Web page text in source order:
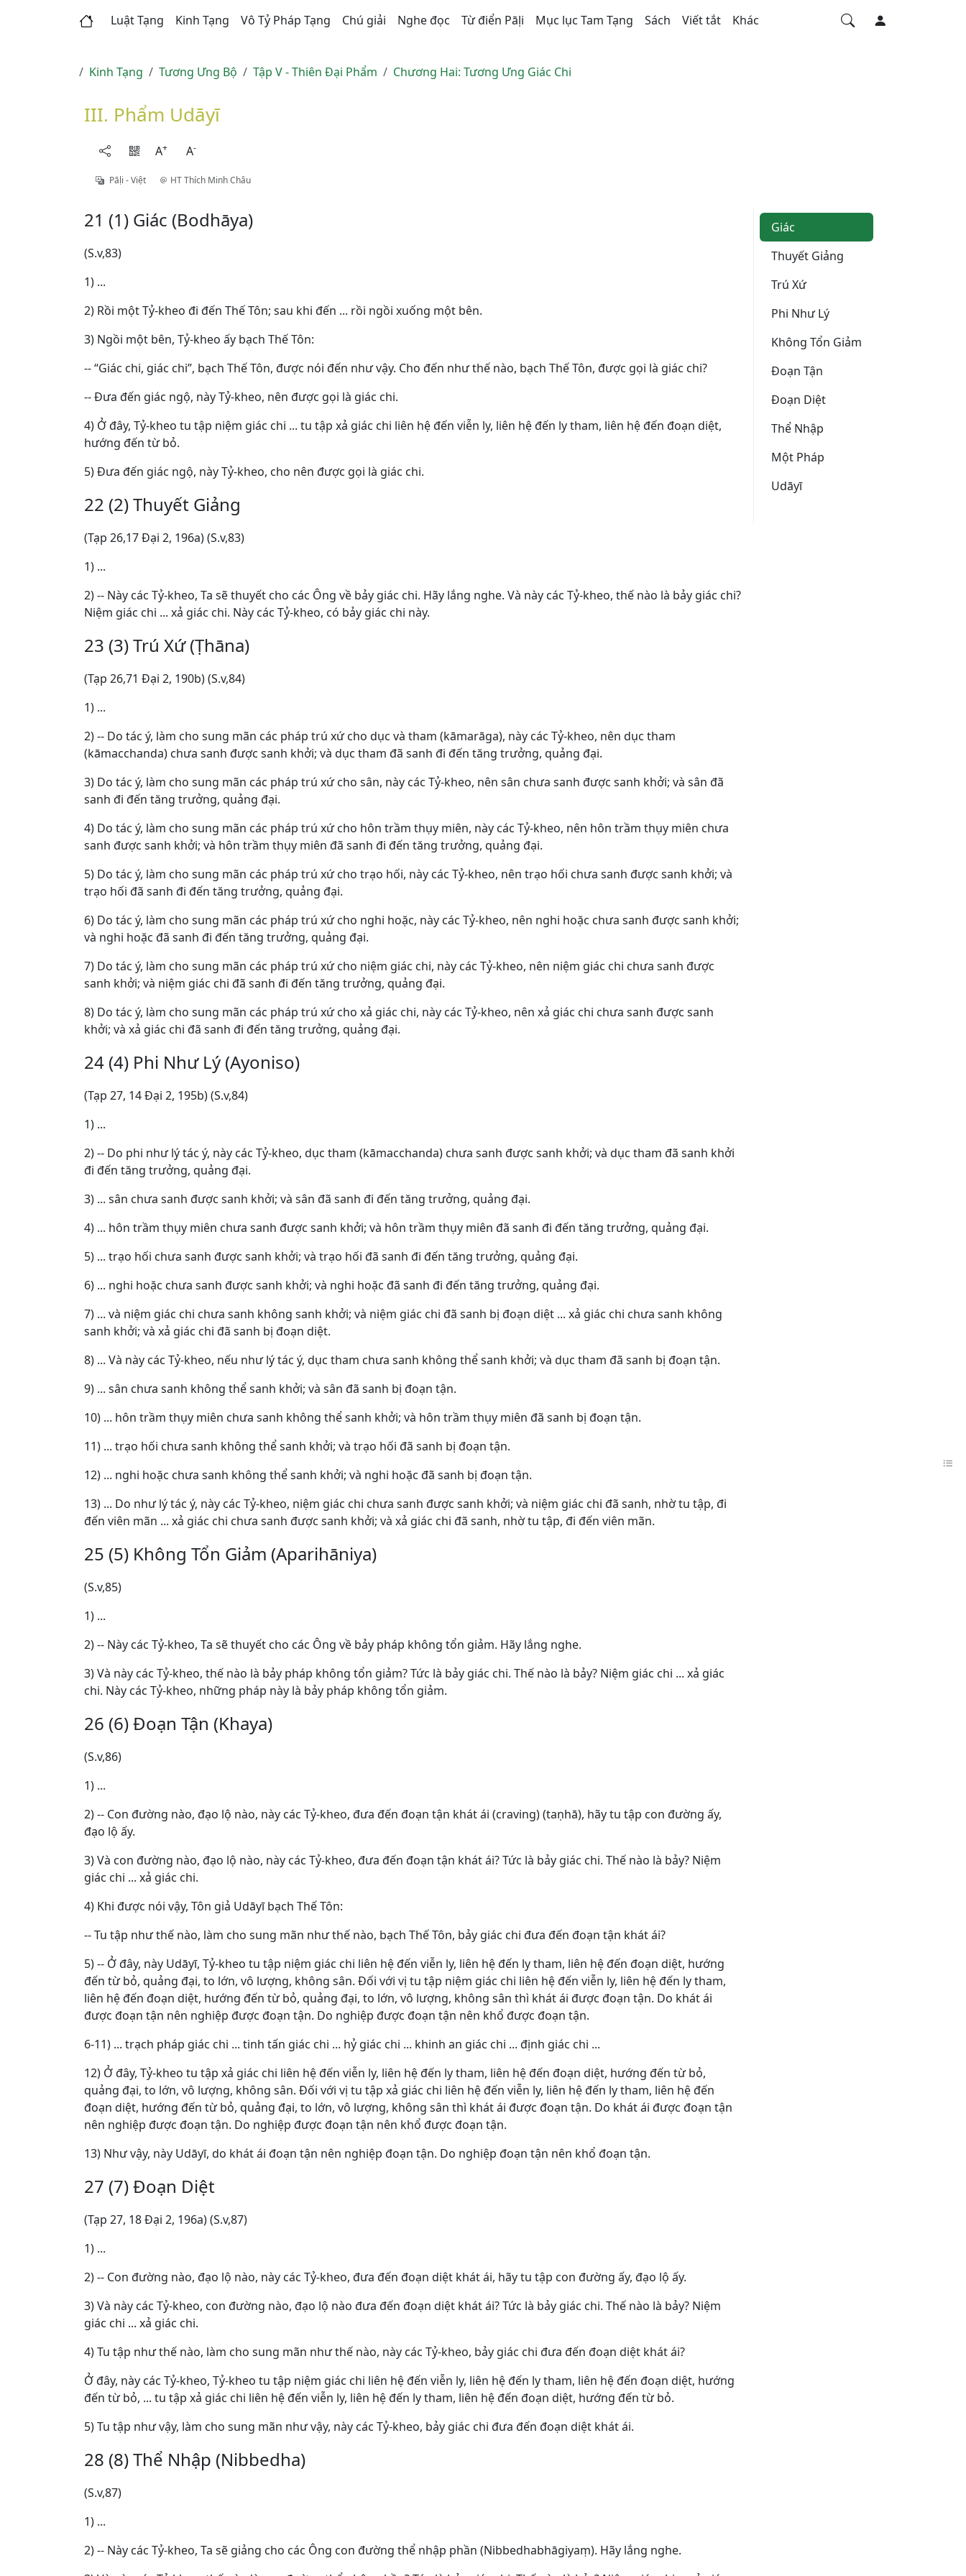
Luật Tạng Kinh Tạng Vô Tỷ Pháp Tạng Chú giải Nghe đọc Từ điển Pāḷi Mục lục Tam Tạng Sách Viết tắt Khác
Kinh Tạng Tương Ưng Bộ Tập V - Thiên Ðại Phẩm Chương Hai: Tương Ưng Giác Chi
III. Phẩm Udāyī
A+ A-
Pāḷi - Việt HT Thích Minh Châu
Giác
Thuyết Giảng
Trú Xứ
Phi Như Lý
Không Tổn Giảm
Ðoạn Tận
Ðoạn Diệt
Thể Nhập
Một Pháp
Udāyī
21 (1) Giác (Bodhāya)
(S.v,83)
1) ...
2) Rồi một Tỷ-kheo đi đến Thế Tôn; sau khi đến ... rồi ngồi xuống một bên.
3) Ngồi một bên, Tỷ-kheo ấy bạch Thế Tôn:
-- “Giác chi, giác chi”, bạch Thế Tôn, được nói đến như vậy. Cho đến như thế nào, bạch Thế Tôn, được gọi là giác chi?
-- Ðưa đến giác ngộ, này Tỷ-kheo, nên được gọi là giác chi.
4) Ở đây, Tỷ-kheo tu tập niệm giác chi ... tu tập xả giác chi liên hệ đến viễn ly, liên hệ đến ly tham, liên hệ đến đoạn diệt,
hướng đến từ bỏ.
5) Ðưa đến giác ngộ, này Tỷ-kheo, cho nên được gọi là giác chi.
22 (2) Thuyết Giảng
(Tạp 26,17 Ðại 2, 196a) (S.v,83)
1) ...
2) -- Này các Tỷ-kheo, Ta sẽ thuyết cho các Ông về bảy giác chi. Hãy lắng nghe. Và này các Tỷ-kheo, thế nào là bảy giác chi?
Niệm giác chi ... xả giác chi. Này các Tỷ-kheo, có bảy giác chi này.
23 (3) Trú Xứ (Ṭhāna)
(Tạp 26,71 Ðại 2, 190b) (S.v,84)
1) ...
2) -- Do tác ý, làm cho sung mãn các pháp trú xứ cho dục và tham (kāmarāga), này các Tỷ-kheo, nên dục tham
(kāmacchanda) chưa sanh được sanh khởi; và dục tham đã sanh đi đến tăng trưởng, quảng đại.
3) Do tác ý, làm cho sung mãn các pháp trú xứ cho sân, này các Tỷ-kheo, nên sân chưa sanh được sanh khởi; và sân đã
sanh đi đến tăng trưởng, quảng đại.
4) Do tác ý, làm cho sung mãn các pháp trú xứ cho hôn trầm thụy miên, này các Tỷ-kheo, nên hôn trầm thụy miên chưa
sanh được sanh khởi; và hôn trầm thụy miên đã sanh đi đến tăng trưởng, quảng đại.
5) Do tác ý, làm cho sung mãn các pháp trú xứ cho trạo hối, này các Tỷ-kheo, nên trạo hối chưa sanh được sanh khởi; và
trạo hối đã sanh đi đến tăng trưởng, quảng đại.
6) Do tác ý, làm cho sung mãn các pháp trú xứ cho nghi hoặc, này các Tỷ-kheo, nên nghi hoặc chưa sanh được sanh khởi;
và nghi hoặc đã sanh đi đến tăng trưởng, quảng đại.
7) Do tác ý, làm cho sung mãn các pháp trú xứ cho niệm giác chi, này các Tỷ-kheo, nên niệm giác chi chưa sanh được
sanh khởi; và niệm giác chi đã sanh đi đến tăng trưởng, quảng đại.
8) Do tác ý, làm cho sung mãn các pháp trú xứ cho xả giác chi, này các Tỷ-kheo, nên xả giác chi chưa sanh được sanh
khởi; và xả giác chi đã sanh đi đến tăng trưởng, quảng đại.
24 (4) Phi Như Lý (Ayoniso)
(Tạp 27, 14 Ðại 2, 195b) (S.v,84)
1) ...
2) -- Do phi như lý tác ý, này các Tỷ-kheo, dục tham (kāmacchanda) chưa sanh được sanh khởi; và dục tham đã sanh khởi
đi đến tăng trưởng, quảng đại.
3) ... sân chưa sanh được sanh khởi; và sân đã sanh đi đến tăng trưởng, quảng đại.
4) ... hôn trầm thụy miên chưa sanh được sanh khởi; và hôn trầm thụy miên đã sanh đi đến tăng trưởng, quảng đại.
5) ... trạo hối chưa sanh được sanh khởi; và trạo hối đã sanh đi đến tăng trưởng, quảng đại.
6) ... nghi hoặc chưa sanh được sanh khởi; và nghi hoặc đã sanh đi đến tăng trưởng, quảng đại.
7) ... và niệm giác chi chưa sanh không sanh khởi; và niệm giác chi đã sanh bị đoạn diệt ... xả giác chi chưa sanh không
sanh khởi; và xả giác chi đã sanh bị đoạn diệt.
8) ... Và này các Tỷ-kheo, nếu như lý tác ý, dục tham chưa sanh không thể sanh khởi; và dục tham đã sanh bị đoạn tận.
9) ... sân chưa sanh không thể sanh khởi; và sân đã sanh bị đoạn tận.
10) ... hôn trầm thụy miên chưa sanh không thể sanh khởi; và hôn trầm thụy miên đã sanh bị đoạn tận.
11) ... trạo hối chưa sanh không thể sanh khởi; và trạo hối đã sanh bị đoạn tận.
12) ... nghi hoặc chưa sanh không thể sanh khởi; và nghi hoặc đã sanh bị đoạn tận.
13) ... Do như lý tác ý, này các Tỷ-kheo, niệm giác chi chưa sanh được sanh khởi; và niệm giác chi đã sanh, nhờ tu tập, đi
đến viên mãn ... xả giác chi chưa sanh được sanh khởi; và xả giác chi đã sanh, nhờ tu tập, đi đến viên mãn.
25 (5) Không Tổn Giảm (Aparihāniya)
(S.v,85)
1) ...
2) -- Này các Tỷ-kheo, Ta sẽ thuyết cho các Ông về bảy pháp không tổn giảm. Hãy lắng nghe.
3) Và này các Tỷ-kheo, thế nào là bảy pháp không tổn giảm? Tức là bảy giác chi. Thế nào là bảy? Niệm giác chi ... xả giác
chi. Này các Tỷ-kheo, những pháp này là bảy pháp không tổn giảm.
26 (6) Ðoạn Tận (Khaya)
(S.v,86)
1) ...
2) -- Con đường nào, đạo lộ nào, này các Tỷ-kheo, đưa đến đoạn tận khát ái (craving) (taṇhā), hãy tu tập con đường ấy,
đạo lộ ấy.
3) Và con đường nào, đạo lộ nào, này các Tỷ-kheo, đưa đến đoạn tận khát ái? Tức là bảy giác chi. Thế nào là bảy? Niệm
giác chi ... xả giác chi.
4) Khi được nói vậy, Tôn giả Udāyī bạch Thế Tôn:
-- Tu tập như thế nào, làm cho sung mãn như thế nào, bạch Thế Tôn, bảy giác chi đưa đến đoạn tận khát ái?
5) -- Ở đây, này Udāyī, Tỷ-kheo tu tập niệm giác chi liên hệ đến viễn ly, liên hệ đến ly tham, liên hệ đến đoạn diệt, hướng
đến từ bỏ, quảng đại, to lớn, vô lượng, không sân. Ðối với vị tu tập niệm giác chi liên hệ đến viễn ly, liên hệ đến ly tham,
liên hệ đến đoạn diệt, hướng đến từ bỏ, quảng đại, to lớn, vô lượng, không sân thì khát ái được đoạn tận. Do khát ái
được đoạn tận nên nghiệp được đoạn tận. Do nghiệp được đoạn tận nên khổ được đoạn tận.
6-11) ... trạch pháp giác chi ... tinh tấn giác chi ... hỷ giác chi ... khinh an giác chi ... định giác chi ...
12) Ở đây, Tỷ-kheo tu tập xả giác chi liên hệ đến viễn ly, liên hệ đến ly tham, liên hệ đến đoạn diệt, hướng đến từ bỏ,
quảng đại, to lớn, vô lượng, không sân. Ðối với vị tu tập xả giác chi liên hệ đến viễn ly, liên hệ đến ly tham, liên hệ đến
đoạn diệt, hướng đến từ bỏ, quảng đại, to lớn, vô lượng, không sân thì khát ái được đoạn tận. Do khát ái được đoạn tận
nên nghiệp được đoạn tận. Do nghiệp được đoạn tận nên khổ được đoạn tận.
13) Như vậy, này Udāyī, do khát ái đoạn tận nên nghiệp đoạn tận. Do nghiệp đoạn tận nên khổ đoạn tận.
27 (7) Ðoạn Diệt
(Tạp 27, 18 Ðại 2, 196a) (S.v,87)
1) ...
2) -- Con đường nào, đạo lộ nào, này các Tỷ-kheo, đưa đến đoạn diệt khát ái, hãy tu tập con đường ấy, đạo lộ ấy.
3) Và này các Tỷ-kheo, con đường nào, đạo lộ nào đưa đến đoạn diệt khát ái? Tức là bảy giác chi. Thế nào là bảy? Niệm
giác chi ... xả giác chi.
4) Tu tập như thế nào, làm cho sung mãn như thế nào, này các Tỷ-kheo, bảy giác chi đưa đến đoạn diệt khát ái?
Ở đây, này các Tỷ-kheo, Tỷ-kheo tu tập niệm giác chi liên hệ đến viễn ly, liên hệ đến ly tham, liên hệ đến đoạn diệt, hướng
đến từ bỏ, ... tu tập xả giác chi liên hệ đến viễn ly, liên hệ đến ly tham, liên hệ đến đoạn diệt, hướng đến từ bỏ.
5) Tu tập như vậy, làm cho sung mãn như vậy, này các Tỷ-kheo, bảy giác chi đưa đến đoạn diệt khát ái.
28 (8) Thể Nhập (Nibbedha)
(S.v,87)
1) ...
2) -- Này các Tỷ-kheo, Ta sẽ giảng cho các Ông con đường thể nhập phần (Nibbedhabhāgiyaṃ). Hãy lắng nghe.